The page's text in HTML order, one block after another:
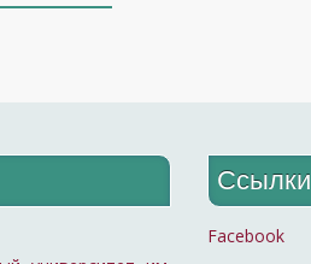
Ссылки
Facebook